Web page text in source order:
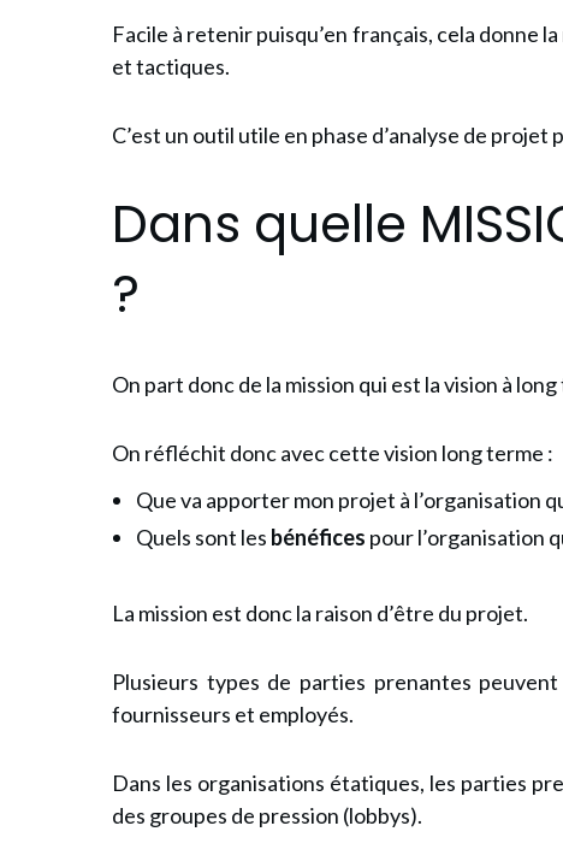
Facile à retenir puisqu’en français, cela donne
et tactiques.
C’est un outil utile en phase d’analyse de
Dans quelle
?
On part donc de la mission qui est la vision à
On réfléchit donc avec cette vision long terme :
Que va apporter mon projet à l’organisation
Quels sont les bénéfices pour l’organisation
La mission est donc la raison d’être du projet.
Plusieurs types de parties prenantes
fournisseurs et employés.
Dans les organisations étatiques, les parties
des groupes de pression (lobbys).